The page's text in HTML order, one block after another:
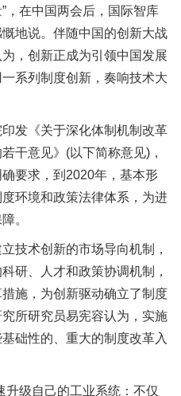
，在中国两会后，国际智库
地说。伴随中国的创新大战
，创新正成为引领中国发展
系列制度创新，奏响技术大
发《关于深化体制机制改革
干意见》(以下简称意见)，
要求，到2020年，基本形
环境和政策法律体系，为进
。
技术创新的市场导向机制，
研、人才和政策协调机制，
施，为创新驱动确立了制度
所研究员易宪容认为，实施
础性的、重大的制度改革入
升级自己的工业系统：不仅